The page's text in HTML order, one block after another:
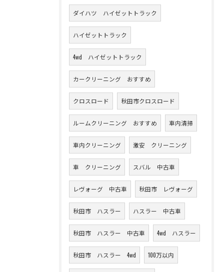
ダイハツ ハイゼットトラック
ハイゼットトラック
4wd ハイゼットトラック
カークリーニング おすすめ
クロスロード 秋田市クロスロード
ルームクリーニング おすすめ 車内清掃
車内クリーニング 激安 クリーニング
車 クリーニング スバル 中古車
レヴォーグ 中古車 秋田市 レヴォーグ
秋田市 ハスラー ハスラー 中古車
秋田市 ハスラー 中古車 4wd ハスラー
秋田市 ハスラー 4wd 100万以内